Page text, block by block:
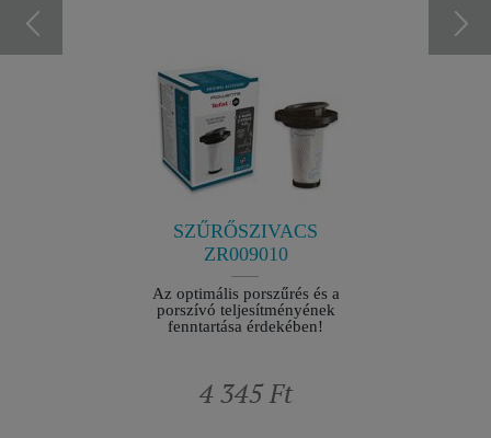
SZŰRŐSZIVACS
ZR009010
Az optimális porszűrés és a
porszívó teljesítményének
fenntartása érdekében!
4 345 Ft